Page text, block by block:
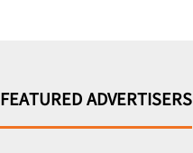
FEATURED ADVERTISERS